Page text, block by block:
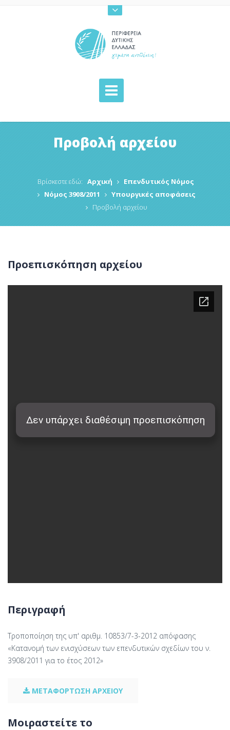
Προβολή αρχείου
Βρίσκεστε εδώ: Αρχική
Επενδυτικός Νόμος
Νόμος 3908/2011
Υπουργικές αποφάσεις
Προβολή αρχείου
Προεπισκόπηση αρχείου
Περιγραφή
Τροποποίηση της υπ' αριθμ. 10853/7-3-2012 απόφασης
«Κατανομή των ενισχύσεων των επενδυτικών σχεδίων του ν.
3908/2011 για το έτος 2012»
ΜΕΤΑΦΟΡΤΩΣΗ ΑΡΧΕΙΟΥ
Μοιραστείτε το